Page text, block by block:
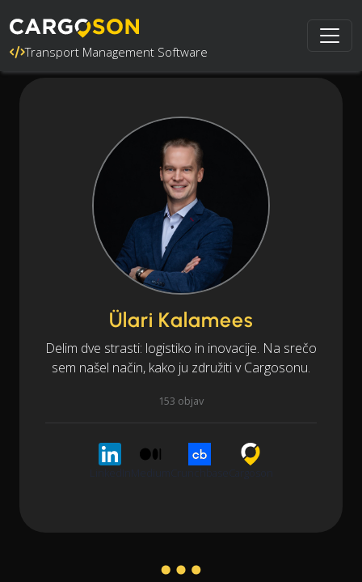
Transport Management Software
Ülari Kalamees
Delim dve strasti: logistiko in inovacije. Na srečo
sem našel način, kako ju združiti v Cargosonu.
153 objav
Medium